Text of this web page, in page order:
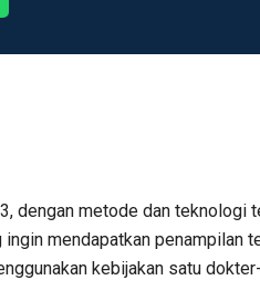
dengan metode dan teknologi
mendapatkan penampilan
kebijakan satu